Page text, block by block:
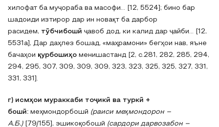
хилофат ба муҷораба ва масофи… [12, 5524]; бино бар
шадоиди изтирор дар ин новақт ба дарбор
расидем, тӯбчибошӣ ҷавоб дод, ки калид дар ҷайби… [12,
5531а], Дар даҳлез бошад, «маҳрамони» бегҳои нав, яъне
бачаҳои қурбошиҳо менишастанд [2, с.281, 282, 285, 294,
294, 295, 307, 309, 309, 309, 323, 323, 325, 325, 327, 331,
331, 331].
г) исмҳои мураккаби тоҷикӣ ва туркӣ +
бошӣ: меҳмондорбошӣ (раиси меҳмондорон –
А.Б.)
[79/155]‚ эшикоқобошӣ (сардори дарвозабон –